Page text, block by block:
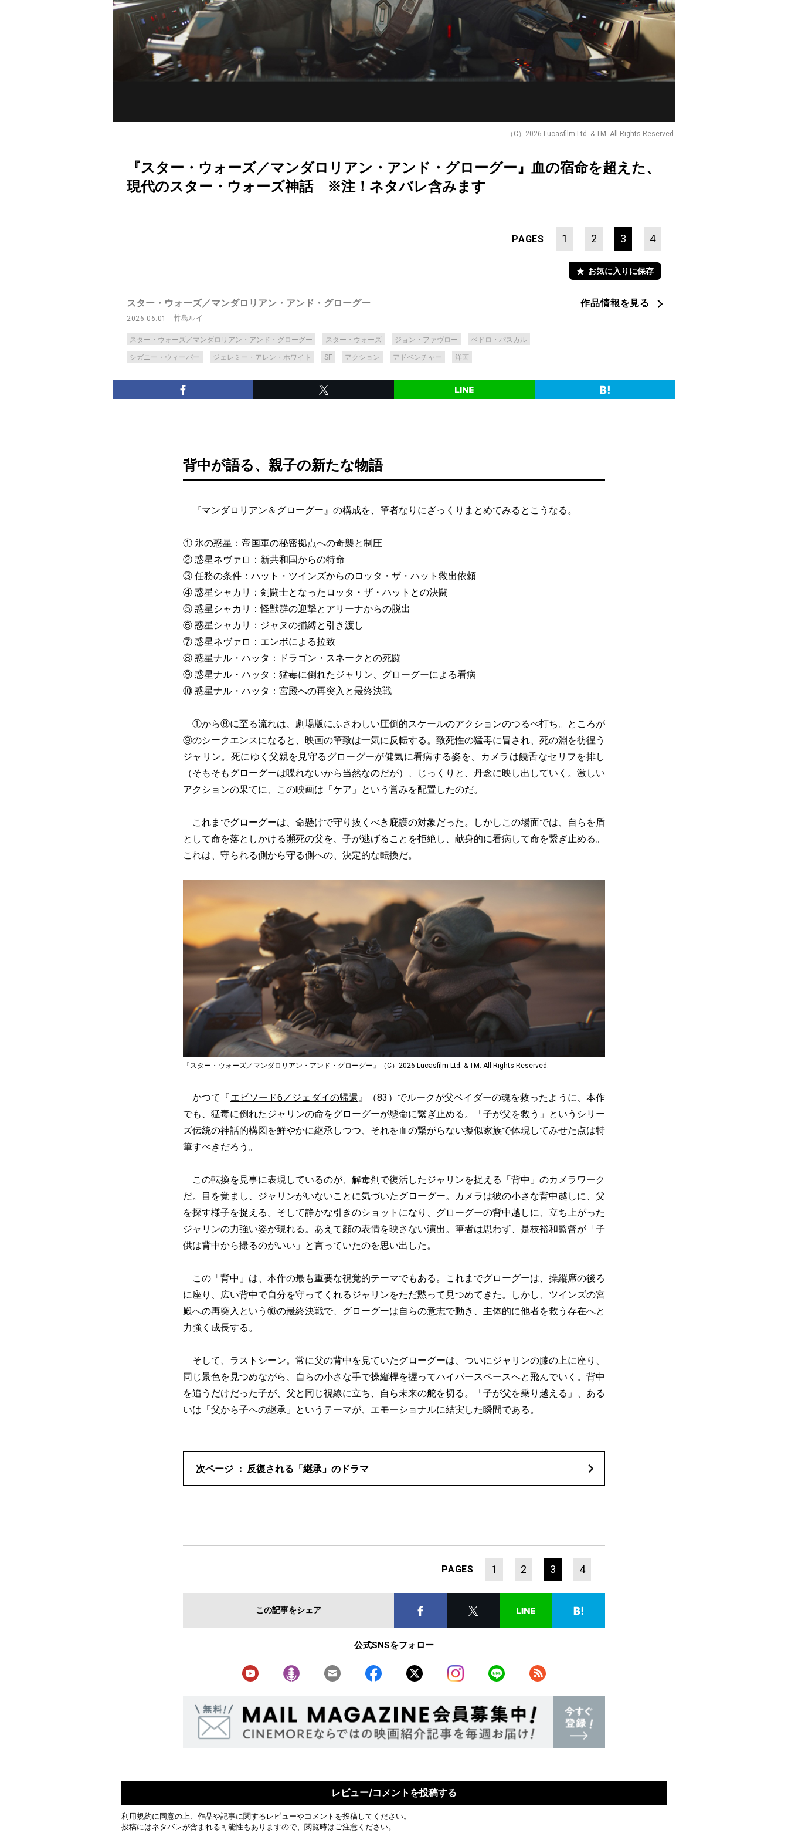
（C）2026 Lucasfilm Ltd. & TM. All Rights Reserved.
『スター・ウォーズ／マンダロリアン・アンド・グローグー』血の宿命を超えた、
現代のスター・ウォーズ神話 ※注！ネタバレ含みます
PAGES 1 2 3 4
お気に入りに保存
スター・ウォーズ／マンダロリアン・アンド・グローグー
2026.06.01 竹島ルイ
スター・ウォーズ／マンダロリアン・アンド・グローグー スター・ウォーズ ジョン・ファヴロー ペドロ・パスカル
シガニー・ウィーバー ジェレミー・アレン・ホワイト SF アクション アドベンチャー 洋画
作品情報を見る
背中が語る、親子の新たな物語
『マンダロリアン＆グローグー』の構成を、筆者なりにざっくりまとめてみるとこうなる。
① 氷の惑星：帝国軍の秘密拠点への奇襲と制圧
② 惑星ネヴァロ：新共和国からの特命
③ 任務の条件：ハット・ツインズからのロッタ・ザ・ハット救出依頼
④ 惑星シャカリ：剣闘士となったロッタ・ザ・ハットとの決闘
⑤ 惑星シャカリ：怪獣群の迎撃とアリーナからの脱出
⑥ 惑星シャカリ：ジャヌの捕縛と引き渡し
⑦ 惑星ネヴァロ：エンボによる拉致
⑧ 惑星ナル・ハッタ：ドラゴン・スネークとの死闘
⑨ 惑星ナル・ハッタ：猛毒に倒れたジャリン、グローグーによる看病
⑩ 惑星ナル・ハッタ：宮殿への再突入と最終決戦
①から⑧に至る流れは、劇場版にふさわしい圧倒的スケールのアクションのつるべ打ち。ところが
⑨のシークエンスになると、映画の筆致は一気に反転する。致死性の猛毒に冒され、死の淵を彷徨う
ジャリン。死にゆく父親を見守るグローグーが健気に看病する姿を、カメラは饒舌なセリフを排し
（そもそもグローグーは喋れないから当然なのだが）、じっくりと、丹念に映し出していく。激しい
アクションの果てに、この映画は「ケア」という営みを配置したのだ。
これまでグローグーは、命懸けで守り抜くべき庇護の対象だった。しかしこの場面では、自らを盾
として命を落としかける瀕死の父を、子が逃げることを拒絶し、献身的に看病して命を繋ぎ止める。
これは、守られる側から守る側への、決定的な転換だ。
『スター・ウォーズ／マンダロリアン・アンド・グローグー』（C）2026 Lucasfilm Ltd. & TM. All Rights Reserved.
かつて『エピソード6／ジェダイの帰還』（83）でルークが父ベイダーの魂を救ったように、本作
でも、猛毒に倒れたジャリンの命をグローグーが懸命に繋ぎ止める。「子が父を救う」というシリー
ズ伝統の神話的構図を鮮やかに継承しつつ、それを血の繋がらない擬似家族で体現してみせた点は特
筆すべきだろう。
この転換を見事に表現しているのが、解毒剤で復活したジャリンを捉える「背中」のカメラワーク
だ。目を覚まし、ジャリンがいないことに気づいたグローグー。カメラは彼の小さな背中越しに、父
を探す様子を捉える。そして静かな引きのショットになり、グローグーの背中越しに、立ち上がった
ジャリンの力強い姿が現れる。あえて顔の表情を映さない演出。筆者は思わず、是枝裕和監督が「子
供は背中から撮るのがいい」と言っていたのを思い出した。
この「背中」は、本作の最も重要な視覚的テーマでもある。これまでグローグーは、操縦席の後ろ
に座り、広い背中で自分を守ってくれるジャリンをただ黙って見つめてきた。しかし、ツインズの宮
殿への再突入という⑩の最終決戦で、グローグーは自らの意志で動き、主体的に他者を救う存在へと
力強く成長する。
そして、ラストシーン。常に父の背中を見ていたグローグーは、ついにジャリンの膝の上に座り、
同じ景色を見つめながら、自らの小さな手で操縦桿を握ってハイパースペースへと飛んでいく。背中
を追うだけだった子が、父と同じ視線に立ち、自ら未来の舵を切る。「子が父を乗り越える」、ある
いは「父から子への継承」というテーマが、エモーショナルに結実した瞬間である。
反復される「継承」のドラマ
PAGES 1 2 3 4
この記事をシェア
公式SNSをフォロー
レビュー/コメントを投稿する
利用規約に同意の上、作品や記事に関するレビューやコメントを投稿してください。
投稿にはネタバレが含まれる可能性もありますので、閲覧時はご注意ください。